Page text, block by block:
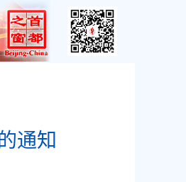
通知